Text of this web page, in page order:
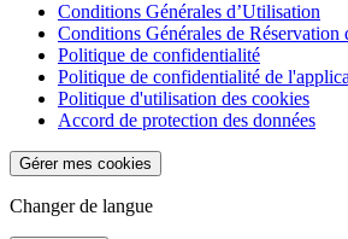
Conditions Générales d’Utilisation
Conditions Générales de Réservation
Politique de confidentialité
Politique de confidentialité de
Politique d'utilisation des cookies
Accord de protection des données
Gérer mes cookies
Changer de langue